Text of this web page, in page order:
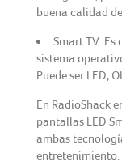
buena calidad
Smart TV:
sistema
Puede ser LED,
En RadioShack
pantallas LED
ambas
entretenimiento.